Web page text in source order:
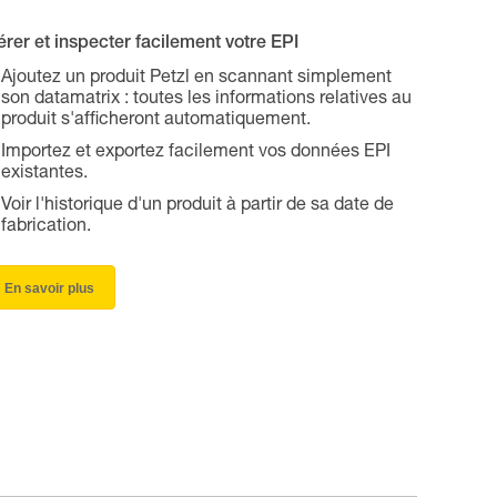
et inspecter facilement votre EPI
Ajoutez un produit Petzl en scannant simplement
son datamatrix : toutes les informations relatives au
produit s'afficheront automatiquement.
Importez et exportez facilement vos données EPI
existantes.
Voir l'historique d'un produit à partir de sa date de
fabrication.
En savoir plus